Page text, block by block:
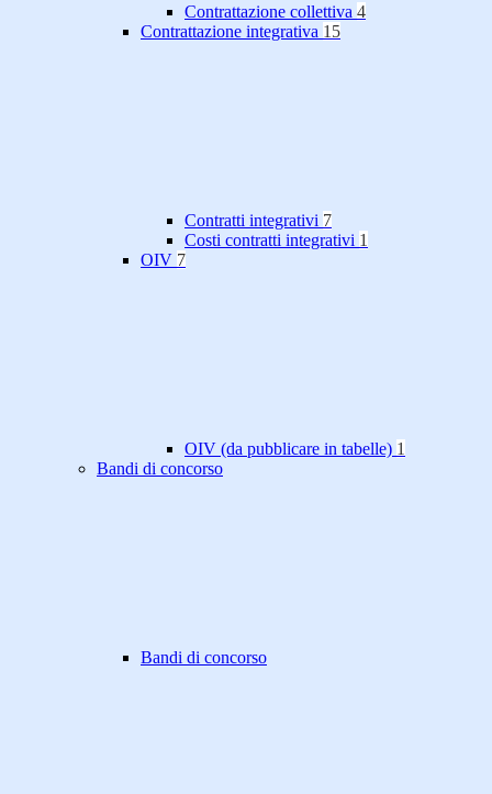
Contrattazione collettiva 4
Contrattazione integrativa 15
Contratti integrativi 7
Costi contratti integrativi 1
OIV 7
OIV (da pubblicare in tabelle) 1
Bandi di concorso
Bandi di concorso